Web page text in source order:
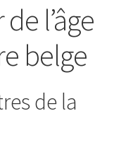
l’âge
belge
de la